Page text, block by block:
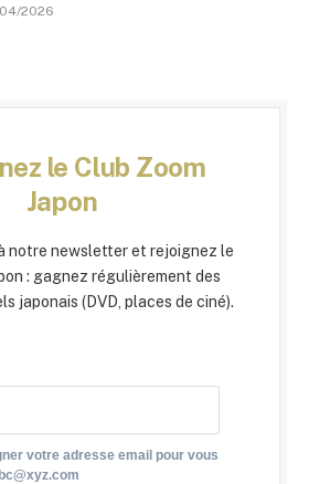
2026
le Club Zoom
Japon
notre newsletter et rejoignez le
: gagnez régulièrement des
japonais (DVD, places de ciné).
votre adresse email pour vous